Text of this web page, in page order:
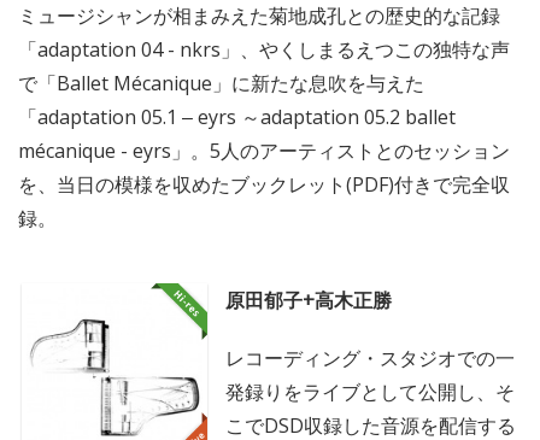
ミュージシャンが相まみえた菊地成孔との歴史的な記録
「adaptation 04 - nkrs」、やくしまるえつこの独特な声
で「Ballet Mécanique」に新たな息吹を与えた
「adaptation 05.1 ‒ eyrs ～adaptation 05.2 ballet
mécanique - eyrs」。5人のアーティストとのセッション
を、当日の模様を収めたブックレット(PDF)付きで完全収
録。
原田郁子+高木正勝
レコーディング・スタジオでの一
発録りをライブとして公開し、そ
こでDSD収録した音源を配信する